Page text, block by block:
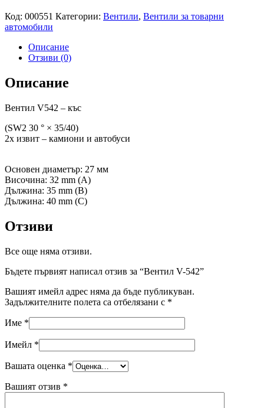
Код: 000551 Категории: Вентили, Вентили за товарни
автомобили
Описание
Отзиви (0)
Описание
Вентил V542 – къс
(SW2 30 ° × 35/40)
2x извит – камиони и автобуси
Основен диаметър: 27 мм
Височина: 32 mm (A)
Дължина: 35 mm (B)
Дължина: 40 mm (C)
Отзиви
Все още няма отзиви.
Бъдете първият написал отзив за “Вентил V-542”
Вашият имейл адрес няма да бъде публикуван.
Задължителните полета са отбелязани с *
Име *
Имейл *
Вашата оценка *
Вашият отзив *